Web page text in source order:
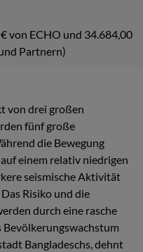
von ECHO und 34.684,00
Partnern)
von drei großen
fünf große
die Bewegung
einem relativ niedrigen
seismische Aktivität
Risiko und die
durch eine rasche
Bangladeschs, dehnt